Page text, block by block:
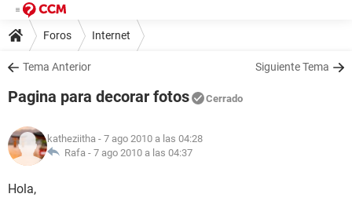
Foros Internet
Tema Anterior Siguiente Tema
Pagina para decorar fotos Cerrado
katheziitha - 7 ago 2010 a las 04:28
Rafa - 7 ago 2010 a las 04:37
Hola,